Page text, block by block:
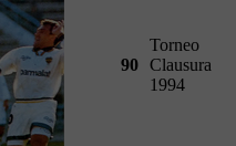
90
Torneo
Clausura
1994